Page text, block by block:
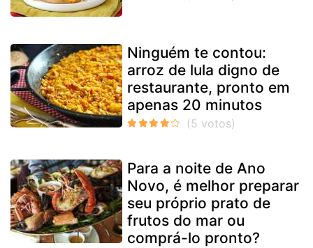
Ninguém te contou:
arroz de lula digno de
restaurante, pronto em
apenas 20 minutos
Para a noite de Ano
Novo, é melhor preparar
seu próprio prato de
frutos do mar ou
comprá-lo pronto?